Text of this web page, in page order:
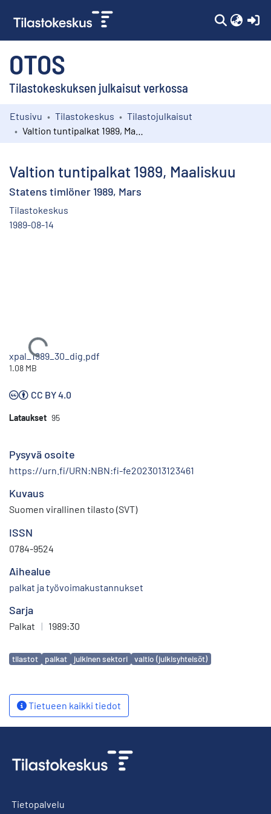
OTOS
Tilastokeskuksen julkaisut verkossa
Kokoelmat
Etusivu Tilastokeskus
Tilastojulkaisut
Valtion tuntipalkat 1989, Maaliskuu
Statens timlöner 1989, Mars
Tilastokeskus
1989-08-14
Ladataan...
xpal_1989_30_dig.pdf
1.08 MB
CC BY 4.0
Lataukset 95
Pysyvä osoite
https://urn.fi/URN:NBN:fi-fe2023013123461
Kuvaus
Suomen virallinen tilasto (SVT)
ISSN
0784-9524
Aihealue
palkat ja työvoimakustannukset
Sarja
Palkat | 1989:30
Avainsanat
tilastot palkat julkinen sektori valtio (julkisyhteisöt)
Tietueen kaikki tiedot
Tietopalvelu